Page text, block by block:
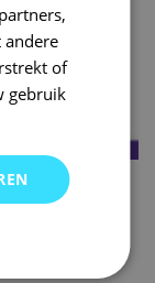
– 20ml
andere
of
gebruik